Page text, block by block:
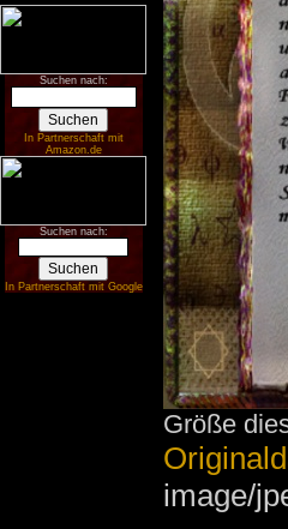
Suchen nach:
In Partnerschaft mit
Amazon.de
Suchen nach:
In Partnerschaft mit Google
Größe
image/